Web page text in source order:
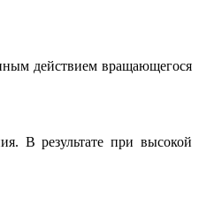
действием вращающегося
В результате при высокой